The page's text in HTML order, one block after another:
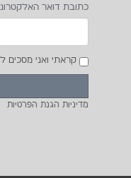
כתובת דואר
קראתי ואני מסכים
מדיניות הגנת הפרטיות